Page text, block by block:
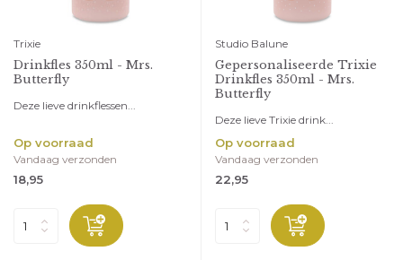
Trixie
Drinkfles 350ml - Mrs.
Butterfly
Deze lieve drinkflessen...
Op voorraad
Vandaag verzonden
18,95
Studio Balune
Gepersonaliseerde Trixie
Drinkfles 350ml - Mrs.
Butterfly
Deze lieve Trixie drink...
Op voorraad
Vandaag verzonden
22,95